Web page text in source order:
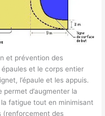
et prévention des
et le corps entier
l’épaule et les appuis.
d’augmenter la
fatigue tout en minimisant
(renforcement des